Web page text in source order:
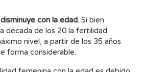
disminuye con la edad. Si bien
década de los 20 la fertilidad
nivel, a partir de los 35 años
forma considerable.